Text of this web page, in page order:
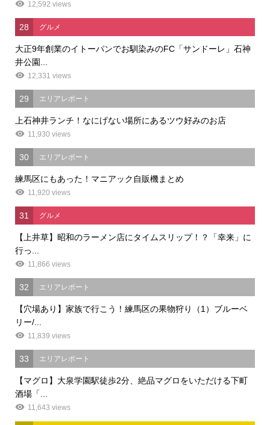
12,592 views
28 グルメ
大正9年創業のイトーパンでお馴染みのFC「サンドーレ」石神
井公園...
12,331 views
29 エリアレポート
上石神井ランチ！なにげない場所にあるツウ好みのお店
11,930 views
30 エリアレポート
練馬区にもあった！マニアック自販機まとめ
11,920 views
31 グルメ
【上井草】昭和のラーメン店にタイムスリップ！？「幸来」に
行っ...
11,866 views
32 エリアレポート
【穴場あり】家族で行こう！練馬区の果物狩り（1）ブルーベ
リー/...
11,839 views
33 エリアレポート
【マグロ】大泉学園駅徒歩2分、絶品マグロをいただける下町
酒場「...
11,643 views